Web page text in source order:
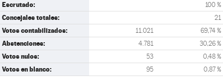
Escrutado: 100 %
Concejales totales: 21
Votos contabilizados: 11.021 69,74 %
Abstenciones: 4.781 30,26 %
Votos nulos: 53 0,48 %
Votos en blanco: 95 0,87 %